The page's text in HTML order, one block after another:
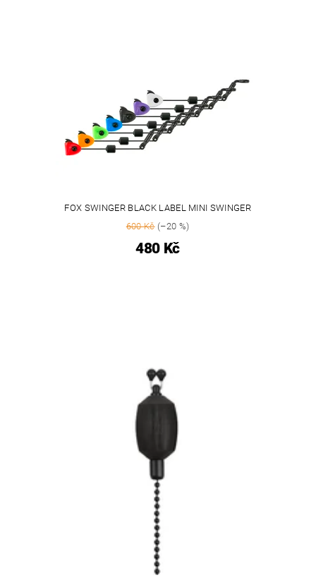
FOX SWINGER BLACK LABEL MINI SWINGER
600 Kč(–20 %)
480 Kč